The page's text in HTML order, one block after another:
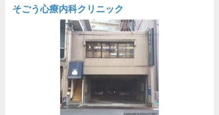
そごう心療内科クリニック